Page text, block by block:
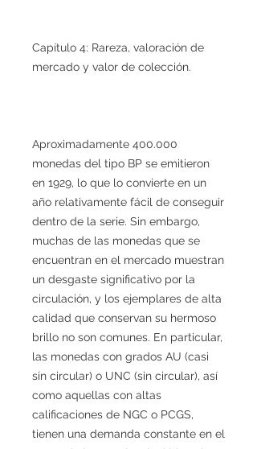
Capítulo 4: Rareza, valoración de
mercado y valor de colección.
Aproximadamente 400.000
monedas del tipo BP se emitieron
en 1929, lo que lo convierte en un
año relativamente fácil de conseguir
dentro de la serie. Sin embargo,
muchas de las monedas que se
encuentran en el mercado muestran
un desgaste significativo por la
circulación, y los ejemplares de alta
calidad que conservan su hermoso
brillo no son comunes. En particular,
las monedas con grados AU (casi
sin circular) o UNC (sin circular), así
como aquellas con altas
calificaciones de NGC o PCGS,
tienen una demanda constante en el